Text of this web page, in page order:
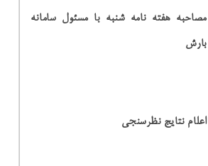
مصاحبه هفته نامه شنبه با مسئول سامانه
بارش
اعلام نتایج نظرسنجی